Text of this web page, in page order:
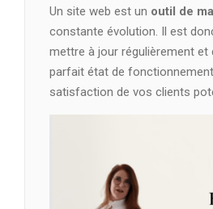
Un site web est un outil de
constante évolution. Il est
mettre à jour régulièrement et
parfait état de
satisfaction de vos clients